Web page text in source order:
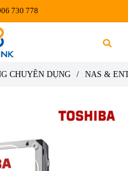
730 778
CHUYÊN DỤNG / NAS &